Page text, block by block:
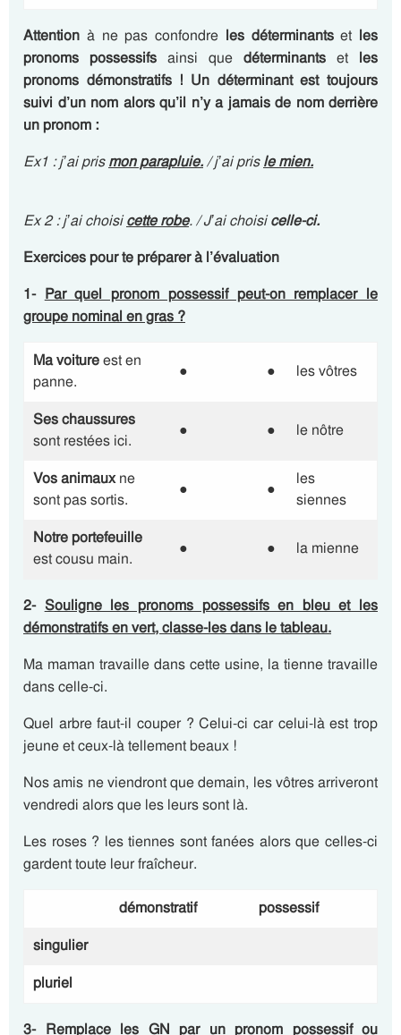
Attention à ne pas confondre les déterminantset les
pronoms possessifs ainsi que déterminants et les
pronoms démonstratifs ! Un déterminant est toujours
suivi d’un nom alors qu’il n’y a jamais de nom derrière
un pronom :
Ex1 : j’ai prismon parapluie./ j’ai prisle mien.
Ex 2 : j’ai choisicette robe. / J’ai choisicelle-ci.
Exercices pour te préparer à l’évaluation
1- Par quel pronom possessif peut-on remplacer le
groupe nominal en gras ?
Ma voitureest en
panne.
● ● les vôtres
Ses chaussures
sont restées ici.
● ● le nôtre
Vos animauxne
sont pas sortis.
● ●
les
siennes
Notreportefeuille
est cousu main.
● ● la mienne
2- Souligne les pronoms possessifs en bleu et les
démonstratifs en vert, classe-les dans le tableau.
Ma maman travaille dans cette usine, la tienne travaille
dans celle-ci.
Quel arbre faut-il couper ? Celui-ci car celui-là est trop
jeune et ceux-là tellement beaux !
Nos amis ne viendront que demain, les vôtres arriveront
vendredi alors que les leurs sont là.
Les roses ? les tiennes sont fanées alors que celles-ci
gardent toute leur fraîcheur.
démonstratif
possessif
singulier
pluriel
3- Remplace les GN par un pronom possessif ou